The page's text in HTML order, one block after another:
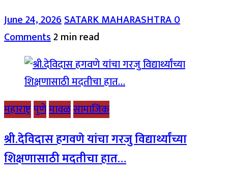
June 24, 2026SATARK MAHARASHTRA0
Comments2 min read
महाराष्ट्रपुणेमावळसामाजिक
श्री.देविदास हगवणे यांचा गरजु विद्यार्थ्यांच्या
शिक्षणासाठी मदतीचा हात…